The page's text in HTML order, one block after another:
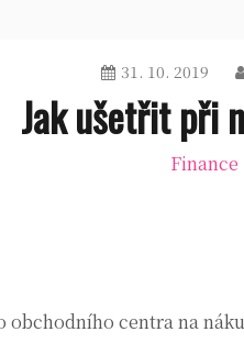
31. 10. 2019
Jak ušetřit při
Finance
obchodního centra na